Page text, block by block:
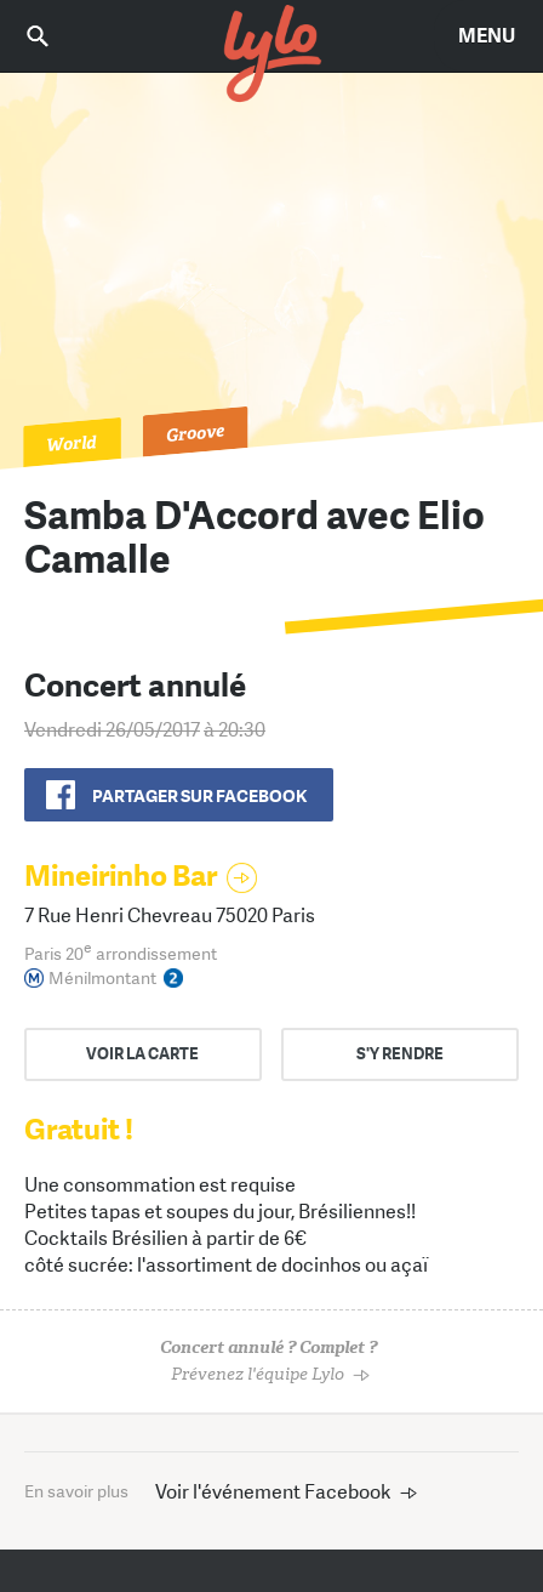
MENU
World Groove
Samba D'Accord avec Elio
Camalle
Concert annulé
Vendredi 26/05/2017à 20:30
PARTAGER SUR FACEBOOK
Mineirinho Bar
7 Rue Henri Chevreau 75020 Paris
Paris 20e arrondissement
Ménilmontant
VOIR LA CARTE S'Y RENDRE
Gratuit !
Une consommation est requise
Petites tapas et soupes du jour, Brésiliennes!!
Cocktails Brésilien à partir de 6€
côté sucrée: l'assortiment de docinhos ou açaï
Concert annulé ? Complet ?
Prévenez l'équipe Lylo
En savoir plus Voir l'événement Facebook